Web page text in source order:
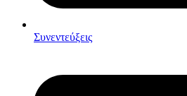
Συνεντεύξεις